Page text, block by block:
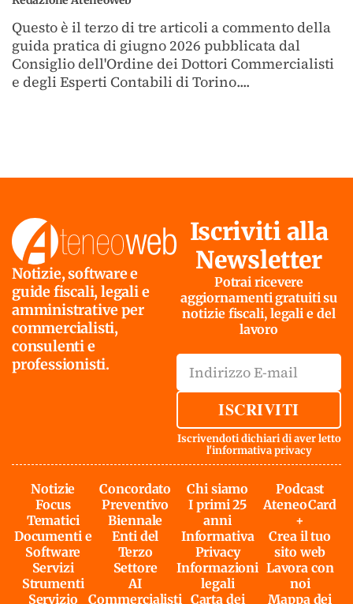
Questo è il terzo di tre articoli a commento della
guida pratica di giugno 2026 pubblicata dal
Consiglio dell'Ordine dei Dottori Commercialisti
e degli Esperti Contabili di Torino....
Notizie, software e
guide fiscali, legali e
amministrative per
commercialisti,
consulenti e
professionisti.
Iscriviti alla
Newsletter
Potrai ricevere
aggiornamenti gratuiti su
notizie fiscali, legali e del
lavoro
ISCRIVITI
Iscrivendoti dichiari di aver letto
l'informativa privacy
Notizie
Focus
Tematici
Documenti e
Software
Servizi
Strumenti
Servizio
Concordato
Preventivo
Biennale
Enti del
Terzo
Settore
AI
Commercialisti
Chi siamo
I primi 25
anni
Informativa
Privacy
Informazioni
legali
Carta dei
Podcast
AteneoCard
+
Crea il tuo
sito web
Lavora con
noi
Mappa dei